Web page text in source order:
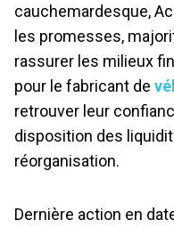
cauchemardesque,
les promesses,
rassurer les milieux
pour le fabricant de
retrouver leur
disposition des
réorganisation.
Dernière action en